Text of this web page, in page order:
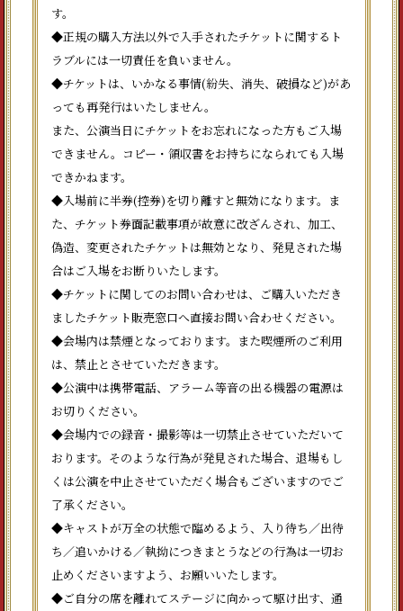
す。
◆正規の購入方法以外で入手されたチケットに関するト
ラブルには一切責任を負いません。
◆チケットは、いかなる事情(紛失、消失、破損など)があ
っても再発行はいたしません。
また、公演当日にチケットをお忘れになった方もご入場
できません。コピー・領収書をお持ちになられても入場
できかねます。
◆入場前に半券(控券)を切り離すと無効になります。ま
た、チケット券面記載事項が故意に改ざんされ、加工、
偽造、変更されたチケットは無効となり、発見された場
合はご入場をお断りいたします。
◆チケットに関してのお問い合わせは、ご購入いただき
ましたチケット販売窓口へ直接お問い合わせください。
◆会場内は禁煙となっております。また喫煙所のご利用
は、禁止とさせていただきます。
◆公演中は携帯電話、アラーム等音の出る機器の電源は
お切りください。
◆会場内での録音・撮影等は一切禁止させていただいて
おります。そのような行為が発見された場合、退場もし
くは公演を中止させていただく場合もございますのでご
了承ください。
◆キャストが万全の状態で臨めるよう、入り待ち／出待
ち／追いかける／執拗につきまとうなどの行為は一切お
止めくださいますよう、お願いいたします。
◆ご自分の席を離れてステージに向かって駆け出す、通